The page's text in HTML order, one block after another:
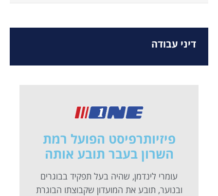
דיני עבודה
פיזיותרפיסט הפועל רמת
השרון בעבר תובע אותה
עומרי לינדמן, שהיה בעל תפקיד בבוגרים
ובנוער, תובע את המועדון שקבוצתו הבוגרת